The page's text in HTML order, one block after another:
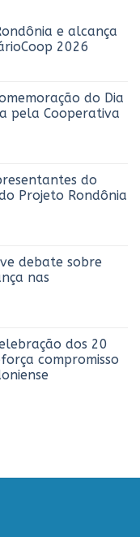
e alcança
2026
do Dia
pela Cooperativa
do
Projeto Rondônia
debate sobre
nas
dos 20
compromisso